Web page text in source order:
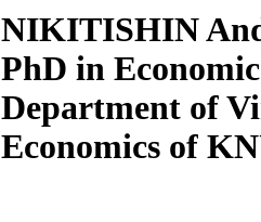
NIKITISHIN
PhD in
Department of
Economics of